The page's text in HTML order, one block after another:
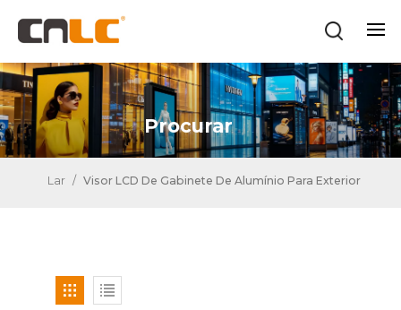
Procurar
Lar / Visor LCD De Gabinete De Alumínio Para Exterior